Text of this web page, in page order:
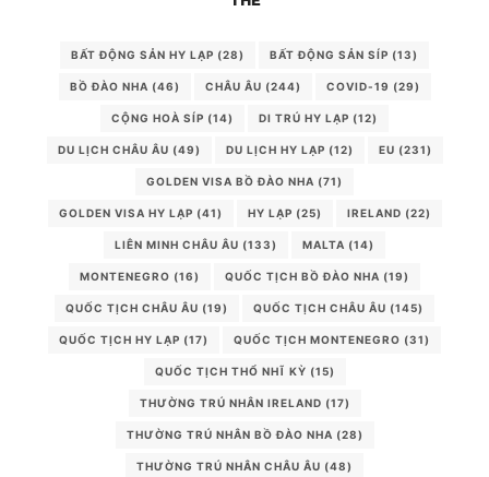
BẤT ĐỘNG SẢN HY LẠP (28) BẤT ĐỘNG SẢN SÍP (13)
BỒ ĐÀO NHA (46) CHÂU ÂU (244) COVID-19 (29)
CỘNG HOÀ SÍP (14) DI TRÚ HY LẠP (12)
DU LỊCH CHÂU ÂU (49) DU LỊCH HY LẠP (12) EU (231)
GOLDEN VISA BỒ ĐÀO NHA (71)
GOLDEN VISA HY LẠP (41) HY LẠP (25) IRELAND (22)
LIÊN MINH CHÂU ÂU (133) MALTA (14)
MONTENEGRO (16) QUỐC TỊCH BỒ ĐÀO NHA (19)
QUỐC TỊCH CHÂU ÂU (19) QUỐC TỊCH CHÂU ÂU (145)
QUỐC TỊCH HY LẠP (17) QUỐC TỊCH MONTENEGRO (31)
QUỐC TỊCH THỔ NHĨ KỲ (15)
THƯỜNG TRÚ NHÂN IRELAND (17)
THƯỜNG TRÚ NHÂN BỒ ĐÀO NHA (28)
THƯỜNG TRÚ NHÂN CHÂU ÂU (48)